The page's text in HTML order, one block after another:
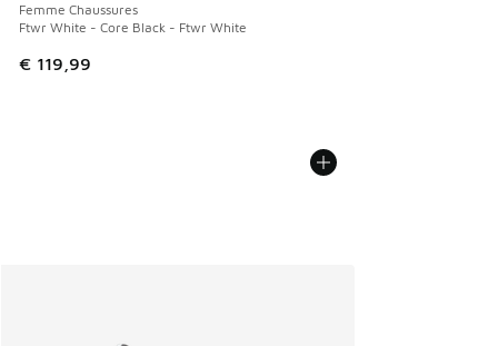
Femme Chaussures
Ftwr White - Core Black - Ftwr White
€ 119,99